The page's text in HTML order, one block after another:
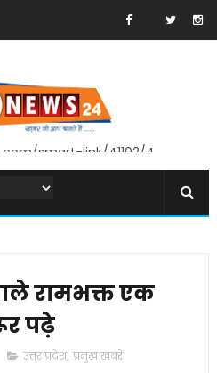
smart-link/41102/4
रामभक्त एक
पढ़े
उत्तर प्रदेश, प्रमुख खबरें